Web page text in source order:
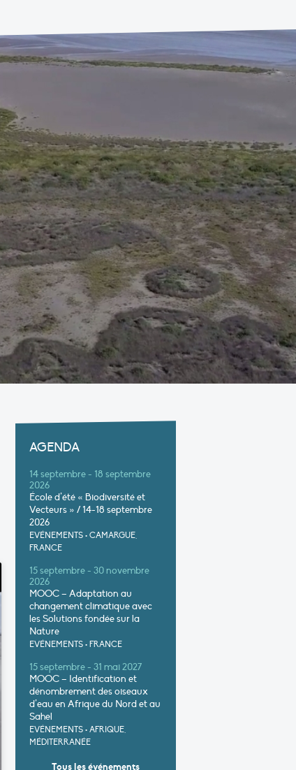
AGENDA
14 septembre - 18 septembre
2026
École d’été « Biodiversité et
Vecteurs » / 14-18 septembre
2026
EVÉNEMENTS • CAMARGUE,
FRANCE
15 septembre - 30 novembre
2026
MOOC – Adaptation au
changement climatique avec
les Solutions fondée sur la
Nature
EVÉNEMENTS • FRANCE
15 septembre - 31 mai 2027
MOOC – Identification et
dénombrement des oiseaux
d’eau en Afrique du Nord et au
Sahel
EVÉNEMENTS • AFRIQUE,
MÉDITERRANÉE
Tous les événements